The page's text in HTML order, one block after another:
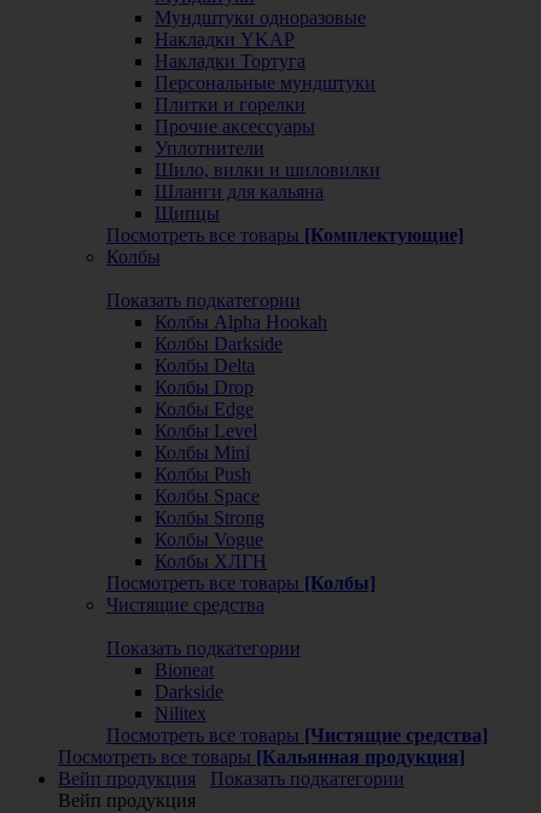
Мундштуки одноразовые
Накладки YKAP
Накладки Тортуга
Персональные мундштуки
Плитки и горелки
Прочие аксессуары
Уплотнители
Шило, вилки и шиловилки
Шланги для кальяна
Щипцы
Посмотреть все товары [Комплектующие]
Колбы
Показать подкатегории
Колбы Alpha Hookah
Колбы Darkside
Колбы Delta
Колбы Drop
Колбы Edge
Колбы Level
Колбы Mini
Колбы Push
Колбы Space
Колбы Strong
Колбы Vogue
Колбы ХЛГН
Посмотреть все товары [Колбы]
Чистящие средства
Показать подкатегории
Bioneat
Darkside
Nilitex
Посмотреть все товары [Чистящие средства]
Посмотреть все товары [Кальянная продукция]
Вейп продукция
Показать подкатегории
Вейп продукция